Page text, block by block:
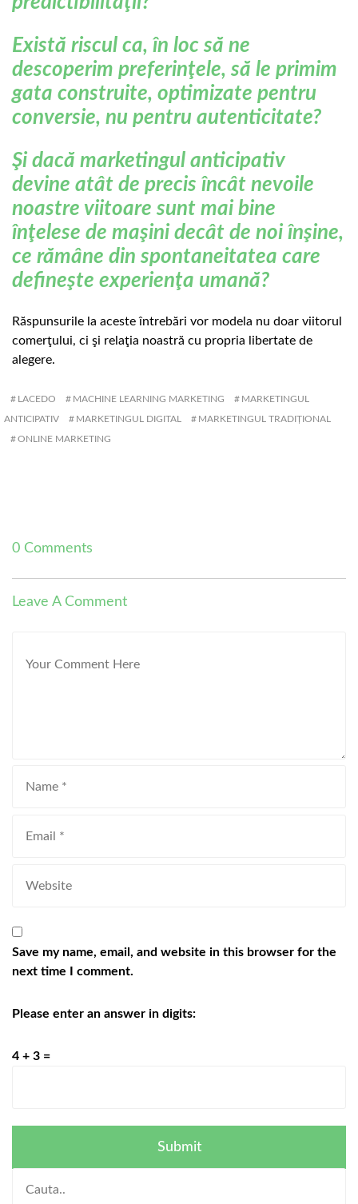
Există riscul ca, în loc să ne
descoperim preferinţele, să le primim
gata construite, optimizate pentru
conversie, nu pentru autenticitate?
Şi dacă marketingul anticipativ
devine atât de precis încât nevoile
noastre viitoare sunt mai bine
înţelese de maşini decât de noi înşine,
ce rămâne din spontaneitatea care
defineşte experienţa umană?
Răspunsurile la aceste întrebări vor modela nu doar viitorul
comerţului, ci şi relaţia noastră cu propria libertate de
alegere.
LACEDO MACHINE LEARNING MARKETING MARKETINGUL
ANTICIPATIV MARKETINGUL DIGITAL MARKETINGUL TRADIȚIONAL
ONLINE MARKETING
0 Comments
Leave A Comment
Save my name, email, and website in this browser for the
next time I comment.
Please enter an answer in digits:
4 + 3 =